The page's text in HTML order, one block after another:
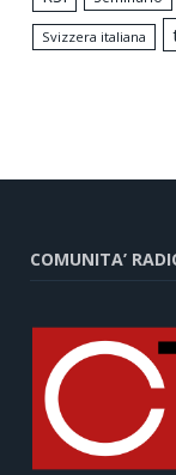
Svizzera italiana
COMUNITA’